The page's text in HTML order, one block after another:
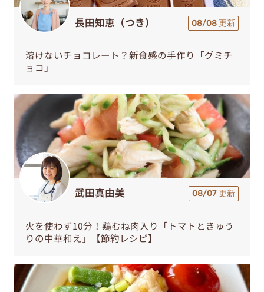
長田知恵（つき） 08/08 更新
溶けないチョコレート？新食感の手作り「グミチ
ョコ」
武田真由美 08/07 更新
火を使わず10分！鶏むね肉入り「トマトときゅう
りの中華和え」【節約レシピ】